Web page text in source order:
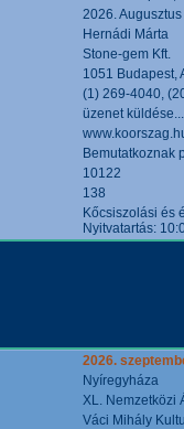
2026. Augusztus
Hernádi Márta
Stone-gem Kft.
1051 Budapest,
(1) 269-4040,
üzenet küldése...
Bemutatkoznak
10122
138
Kőcsiszolási és
Nyitvatartás:
2026.
Nyíregyháza
XL. Nemzetközi
Váci Mihály